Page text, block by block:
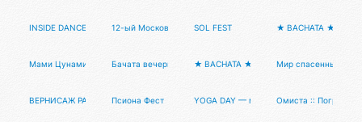
INSIDE DANCE FESTIVAL12-ый Московский фестиваль сальсы
SOL FEST ★ BACHATA ★
Мами Цунами Бачата вечеринка Тансалта★ BACHATA ★ STARS ★ PARTY ★
Мир спасенный
ВЕРНИСАЖ РАБОТ ХУДОЖНИКОВ НА ТЕМУ «МИРНЫЙ АТОМ»
Псиона Фест YOGA DAY — международный день йоги
Омиста ::